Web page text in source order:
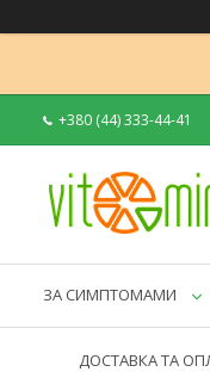
+380 (44) 333-44-41
ЗА СИМПТОМАМИ
ДОСТАВКА ТА